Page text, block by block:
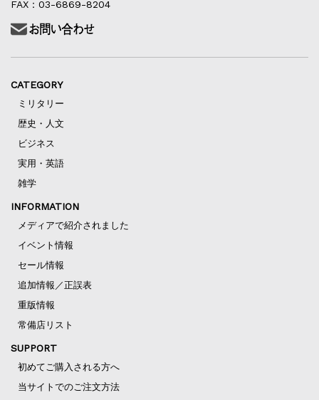
FAX：03-6869-8204
CATEGORY
ミリタリー
歴史・人文
ビジネス
実用・英語
雑学
INFORMATION
メディアで紹介されました
イベント情報
セール情報
追加情報／正誤表
重版情報
常備店リスト
SUPPORT
初めてご購入される方へ
当サイトでのご注文方法